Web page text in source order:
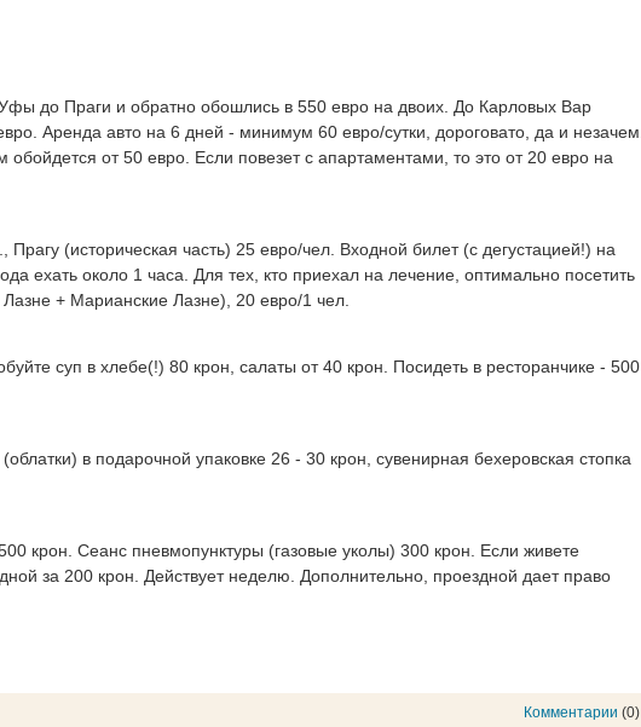
до Праги и обратно обошлись в 550 евро на двоих. До Карловых Вар
Аренда авто на 6 дней - минимум 60 евро/сутки, дороговато, да и незачем.
от 50 евро. Если повезет с апартаментами, то это от 20 евро на
(историческая часть) 25 евро/чел. Входной билет (с дегустацией!) на
ехать около 1 часа. Для тех, кто приехал на лечение, оптимально посетить
+ Марианские Лазне), 20 евро/1 чел.
суп в хлебе(!) 80 крон, салаты от 40 крон. Посидеть в ресторанчике - 500
в подарочной упаковке 26 - 30 крон, сувенирная бехеровская стопка
крон. Сеанс пневмопунктуры (газовые уколы) 300 крон. Если живете
за 200 крон. Действует неделю. Дополнительно, проездной дает право
Комментарии (0)